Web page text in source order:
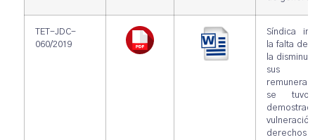
TET-JDC-
060/2019
Síndica
la falta de
la
sus
se
derechos